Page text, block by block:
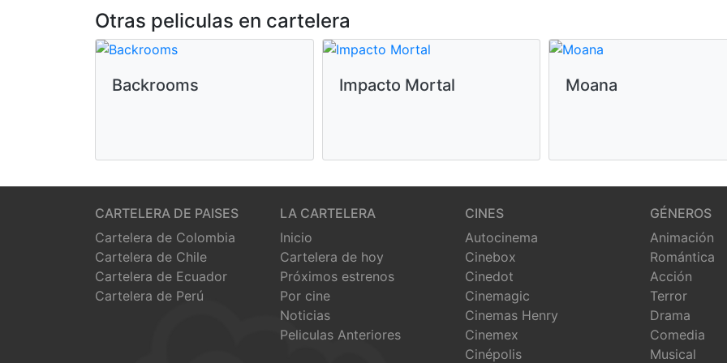
Otras peliculas en cartelera
Backrooms Impacto Mortal Moana
CARTELERA DE PAISES
Cartelera de Colombia
Cartelera de Chile
Cartelera de Ecuador
Cartelera de Perú
LA CARTELERA
Inicio
Cartelera de hoy
Próximos estrenos
Por cine
Noticias
Peliculas Anteriores
CINES
Autocinema
Cinebox
Cinedot
Cinemagic
Cinemas Henry
Cinemex
Cinépolis
GÉNEROS
Animación
Romántica
Acción
Terror
Drama
Comedia
Musical